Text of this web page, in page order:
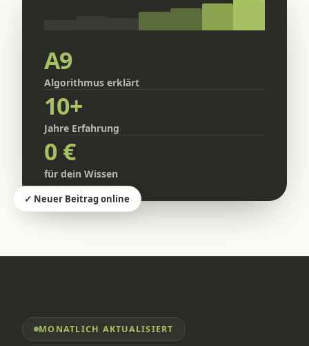
✓ Neuer Beitrag online
A9
Algorithmus erklärt
10+
Jahre Erfahrung
0 €
für dein Wissen
MONATLICH AKTUALISIERT